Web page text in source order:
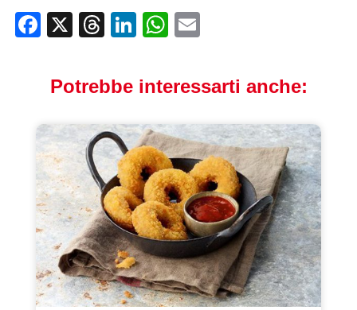
Facebook
X Threads
LinkedIn
WhatsApp
Potrebbe interessarti anche: